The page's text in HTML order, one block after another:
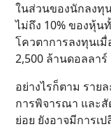
ในส่วนของนักลงทุ
ไม่ถึง 10% ของหุ้น
โควตาการลงทุนเ
2,500 ล้านดอลลาร์
อย่างไรก็ตาม ราย
การพิจารณา และ
ย่อย ยังอาจมีการเ